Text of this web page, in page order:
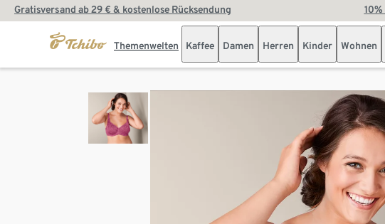
Gratisversand ab 29 € & kostenlose Rücksendung
Themenwelten Kaffee Damen Herren Kinder Wohnen